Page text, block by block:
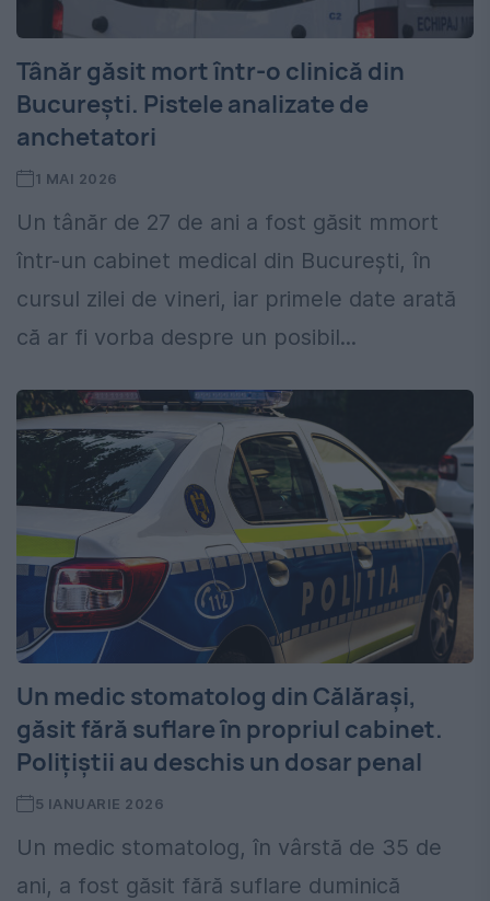
Tânăr găsit mort într-o clinică din
București. Pistele analizate de
anchetatori
1 MAI 2026
Un tânăr de 27 de ani a fost găsit mmort
într-un cabinet medical din București, în
cursul zilei de vineri, iar primele date arată
că ar fi vorba despre un posibil...
Un medic stomatolog din Călărași,
găsit fără suflare în propriul cabinet.
Polițiștii au deschis un dosar penal
5 IANUARIE 2026
Un medic stomatolog, în vârstă de 35 de
ani, a fost găsit fără suflare duminică